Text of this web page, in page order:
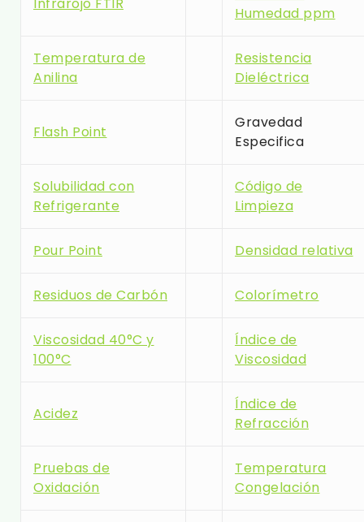
Humedad ppm
Temperatura de
Anilina
Resistencia
Dieléctrica
Flash Point
Gravedad
Especifica
Solubilidad con
Refrigerante
Código de
Limpieza
Pour Point Densidad relativa
Residuos de Carbón Colorímetro
Viscosidad 40°C y
100°C
Índice de
Viscosidad
Acidez
Índice de
Refracción
Pruebas de
Oxidación
Temperatura
Congelación